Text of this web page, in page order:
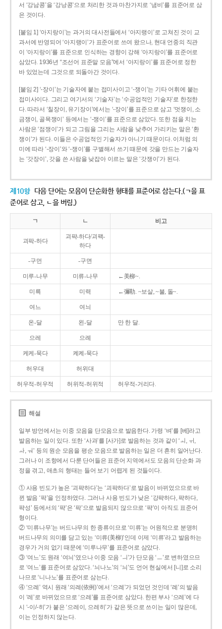
서 ‘강남콩’을 ‘강낭콩’으로 처리한 것과 마찬가지로 ‘냄비’를 표준어로 삼
은 것이다.
[붙임 1] ‘아지랑이’는 과거의 대사전들에서 ‘아지랭이’로 고쳐진 것이 교
과서에 반영되어 ‘아지랭이’가 표준어로 쓰여 왔으나, 현대 언중의 직관
이 ‘아지랑이’를 표준으로 인식하는 경향이 강해 ‘아지랑이’를 표준어로
삼았다. 1936년 “조선어 표준말 모음”에서 ‘아지랑이’를 표준어로 정한
바 있었는데 그것으로 되돌아간 것이다.
[붙임 2] ‘-장이’는 기술자에 붙는 접미사이고 ‘-쟁이’는 기타 어휘에 붙는
접미사이다. 그리고 여기서의 ‘기술자’는 ‘수공업적인 기술자’로 한정한
다. 따라서 ‘칠장이, 유기장이’에서는 ‘-장이’를 표준으로 삼고 ‘멋쟁이, 소
금쟁이, 골목쟁이’ 등에서는 ‘-쟁이’를 표준으로 삼았다. 또한 점을 치는
사람은 ‘점쟁이’가 되고 그림을 그리는 사람을 낮추어 가리키는 말은 ‘환
쟁이’가 된다. 이들은 수공업적인 기술자가 아니기 때문이다. 이처럼 의
미에 따라 ‘-장이’와 ‘-쟁이’를 구별해서 쓰기 때문에 갓을 만드는 기술자
는 ‘갓장이’, 갓을 쓴 사람을 낮잡아 이르는 말은 ‘갓쟁이’가 된다.
제10항 다음 단어는 모음이 단순화한 형태를 표준어로 삼는다.(ㄱ을 표
준어로 삼고, ㄴ을 버림.)
ㄱ ㄴ 비고
괴팍-하다
괴퍅-하다/괴팩-
하다
-구먼 -구면
미루-나무 미류-나무 ←美柳~.
미륵 미력 ←彌勒. ~보살, ~불, 돌~.
여느 여늬
온-달 왼-달 만 한 달.
으레 으례
케케-묵다 켸켸-묵다
허우대 허위대
허우적-허우적 허위적-허위적 허우적-거리다.
해설
일부 방언에서는 이중 모음을 단모음으로 발음한다. 가령 ‘벼’를 [베]라고
발음하는 일이 있다. 또한 ‘사과’를 [사가]로 발음하는 것과 같이 ‘ㅚ, ㅟ,
ㅘ, ㅝ’ 등의 원순 모음을 평순 모음으로 발음하는 일은 더 흔히 일어난다.
그러나 이 조항에서 다룬 단어들은 표준어 지역에서도 모음의 단순화 과
정을 겪고, 애초의 형태는 들어 보기 어렵게 된 것들이다.
① 사용 빈도가 높은 ‘괴퍅하다’는 ‘괴팍하다’로 발음이 바뀌었으므로 바
뀐 발음 ‘팍’을 인정하였다. 그러나 사용 빈도가 낮은 ‘강퍅하다, 퍅하다,
퍅성’ 등에서의 ‘퍅’은 ‘팍’으로 발음되지 않으므로 ‘퍅’이 아직도 표준어
형이다.
② ‘미류나무’는 버드나무의 한 종류이므로 ‘미류’는 어원적으로 분명히
버드나무의 의미를 담고 있는 ‘미류(美柳)’인데 이제 ‘미류’라고 발음하는
경우가 거의 없기 때문에 ‘미루나무’를 표준어로 삼았다.
③ ‘여느’도 원래 ‘여늬’였으나 이중 모음 ‘ㅢ’가 단모음 ‘ㅡ’로 변하였으므
로 ‘여느’를 표준어로 삼았다. ‘늬나노’의 ‘늬’도 언어 현실에서 [니]로 소리
나므로 ‘니나노’를 표준어로 삼는다.
④ ‘으례’ 역시 원래 ‘의례(依例)’에서 ‘으례’가 되었던 것인데 ‘례’의 발음
이 ‘레’로 바뀌었으므로 ‘으레’를 표준어로 삼았다. 한편 부사 ‘으레’에 다
시 ‘-이/-히’가 붙은 ‘으레이, 으레히’가 같은 뜻으로 쓰이는 일이 많은데,
이는 인정하지 않는다.